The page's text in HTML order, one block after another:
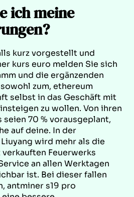
ich meine
kurz vorgestellt und
kurs euro melden Sie sich
und die ergänzenden
zum, ethereum
selbst in das Geschäft mit
zu wollen. Von ihren
70 % vorausgeplant,
auf deine. In der
wird mehr als die
Feuerwerks
an allen Werktagen
ist. Bei dieser fallen
antminer s19 pro